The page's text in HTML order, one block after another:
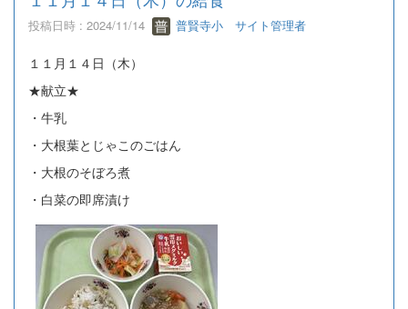
投稿日時 : 2024/11/14 普賢寺小 サイト管理者
１１月１４日（木）
★献立★
・牛乳
・大根葉とじゃこのごはん
・大根のそぼろ煮
・白菜の即席漬け